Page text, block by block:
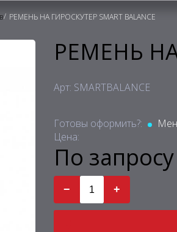
/ РЕМЕНЬ НА ГИРОСКУТЕР SMART BALANCE
РЕМЕНЬ НА
Арт: SMARTBALANCE
Готовы оформить?:
Цена:
По запросу
− +